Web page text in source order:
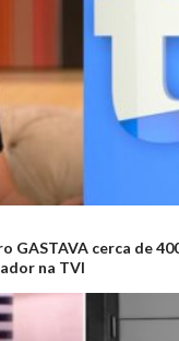
GASTAVA cerca de
na TVI